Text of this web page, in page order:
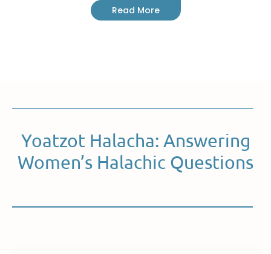
Read More
Yoatzot Halacha: Answering
Women’s Halachic Questions